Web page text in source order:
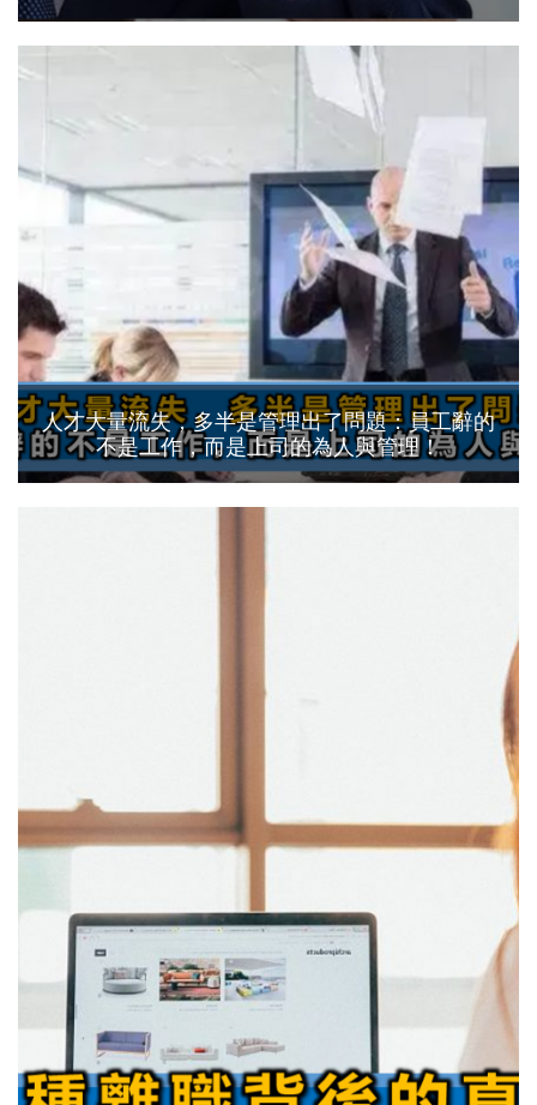
人才大量流失，多半是管理出了問題：員工辭的
不是工作，而是上司的為人與管理！